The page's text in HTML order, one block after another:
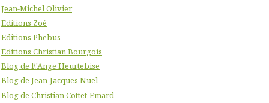
Jean-Michel Olivier
Editions Zoé
Editions Phebus
Editions Christian Bourgois
Blog de l\'Ange Heurtebise
Blog de Jean-Jacques Nuel
Blog de Christian Cottet-Emard